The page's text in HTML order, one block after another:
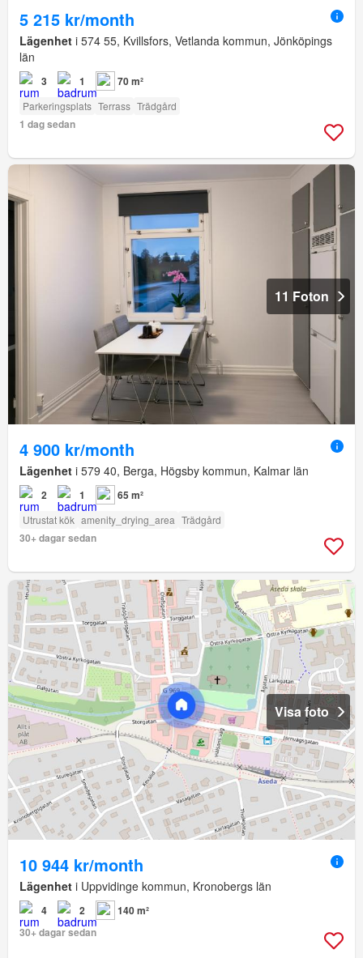
5 215 kr/month
Lägenhet i 574 55, Kvillsfors, Vetlanda kommun, Jönköpings
län
3 1 70 m²
Parkeringsplats Terrass Trädgård
1 dag sedan
11 Foton
4 900 kr/month
Lägenhet i 579 40, Berga, Högsby kommun, Kalmar län
2 1 65 m²
Utrustat kök amenity_drying_area Trädgård
30+ dagar sedan
Visa foto
10 944 kr/month
Lägenhet i Uppvidinge kommun, Kronobergs län
4 2
140 m²
30+ dagar sedan